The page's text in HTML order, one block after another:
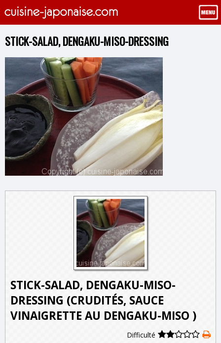
STICK-SALAD, DENGAKU-MISO-DRESSING
STICK-SALAD, DENGAKU-MISO-
DRESSING (CRUDITÉS, SAUCE
VINAIGRETTE AU DENGAKU-MISO )
Difficulté